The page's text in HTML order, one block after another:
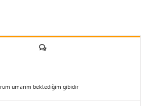
Yorum
umarım beklediğim gibidir